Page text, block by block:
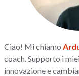
Ciao! Mi chiamo
coach. Supporto i
innovazione e